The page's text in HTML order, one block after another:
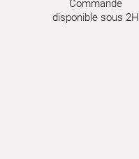
Commande
disponible sous 2H